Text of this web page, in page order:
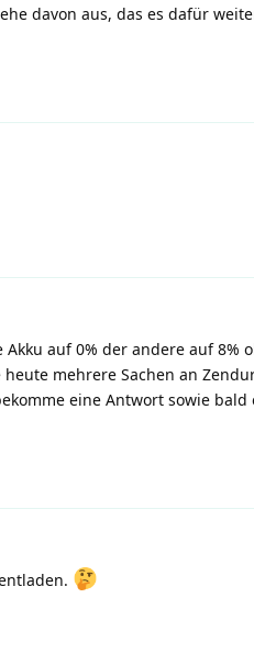
davon aus, das es dafür
auf 0% der andere auf 8%
mehrere Sachen an
eine Antwort sowie